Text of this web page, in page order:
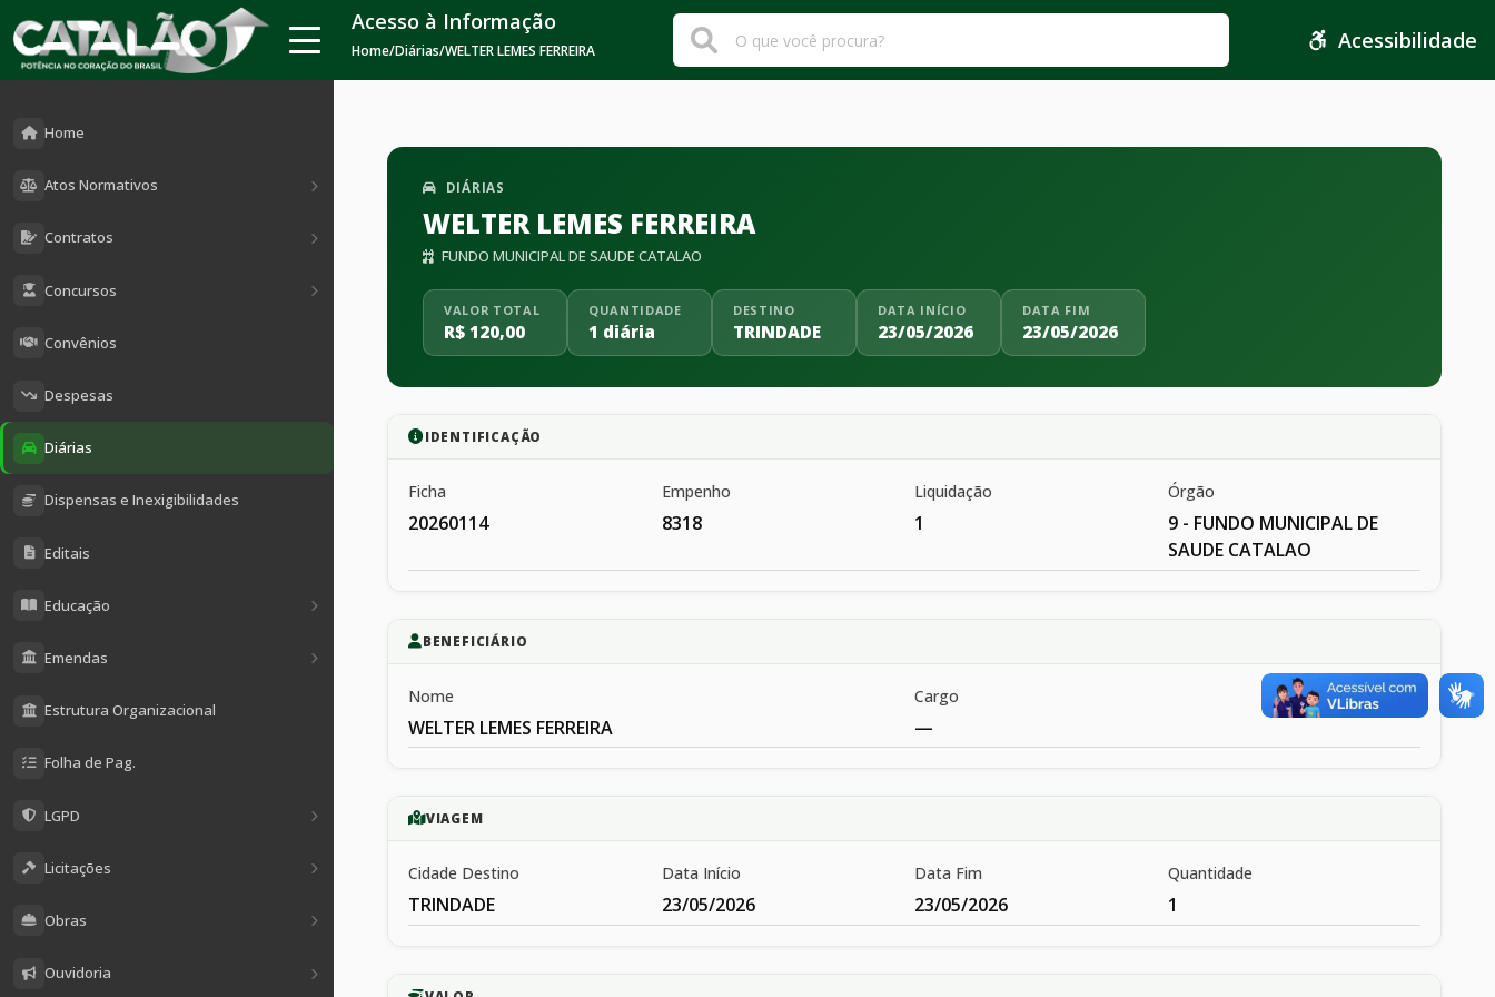
Home
Atos Normativos
Contratos
Concursos
Convênios
Despesas
Diárias
Dispensas e Inexigibilidades
Editais
Educação
Emendas
Estrutura Organizacional
Folha de Pag.
LGPD
Licitações
Obras
Ouvidoria
Acesso à Informação
Home/Diárias/WELTER LEMES FERREIRA Acessibilidade
DIÁRIAS
WELTER LEMES FERREIRA
FUNDO MUNICIPAL DE SAUDE CATALAO
VALOR TOTAL
R$ 120,00
QUANTIDADE
1 diária
DESTINO
TRINDADE
DATA INÍCIO
23/05/2026
DATA FIM
23/05/2026
IDENTIFICAÇÃO
Ficha
20260114
Empenho
8318
Liquidação
1
Órgão
9 - FUNDO MUNICIPAL DE
SAUDE CATALAO
BENEFICIÁRIO
Nome
WELTER LEMES FERREIRA
Cargo
—
VIAGEM
Cidade Destino
TRINDADE
Data Início
23/05/2026
Data Fim
23/05/2026
Quantidade
1